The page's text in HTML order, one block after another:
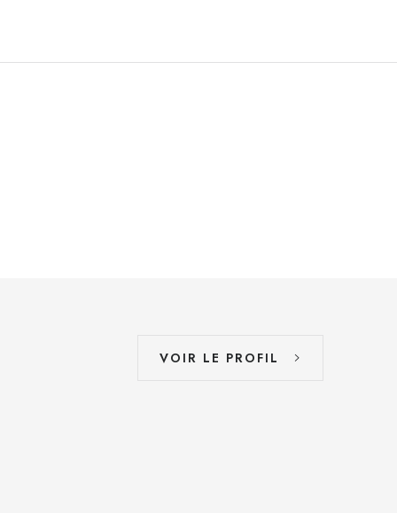
VOIR LE PROFIL